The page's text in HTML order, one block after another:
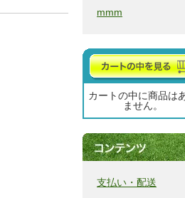
mmm
カートの中に商品は
ません。
支払い・配送